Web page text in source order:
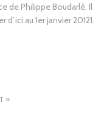
de Philippe Boudarlé. Il
au 1er janvier 20121.